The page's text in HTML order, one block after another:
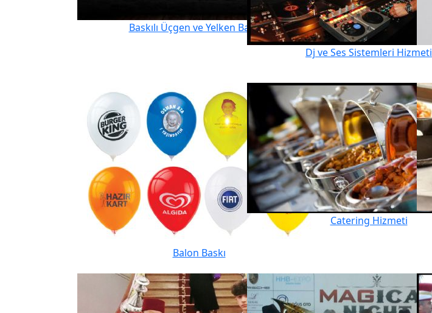
Baskılı Üçgen ve Yelken Bayrak
Dj ve Ses Sistemleri Hizmeti
Balon Baskı
Catering Hizmeti